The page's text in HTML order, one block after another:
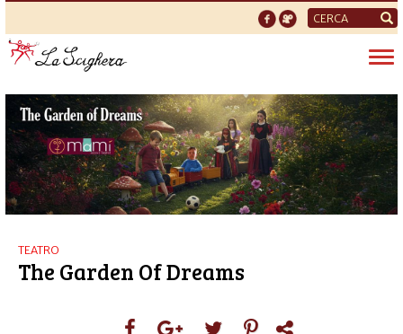
Form
di
ricerca
TEATRO
The Garden Of Dreams